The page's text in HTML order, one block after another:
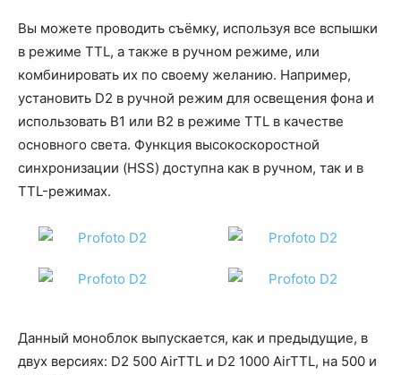
Вы можете проводить съёмку, используя все вспышки
в режиме TTL, а также в ручном режиме, или
комбинировать их по своему желанию. Например,
установить D2 в ручной режим для освещения фона и
использовать B1 или B2 в режиме TTL в качестве
основного света. Функция высокоскоростной
синхронизации (HSS) доступна как в ручном, так и в
TTL-режимах.
Данный моноблок выпускается, как и предыдущие, в
двух версиях: D2 500 AirTTL и D2 1000 AirTTL, на 500 и